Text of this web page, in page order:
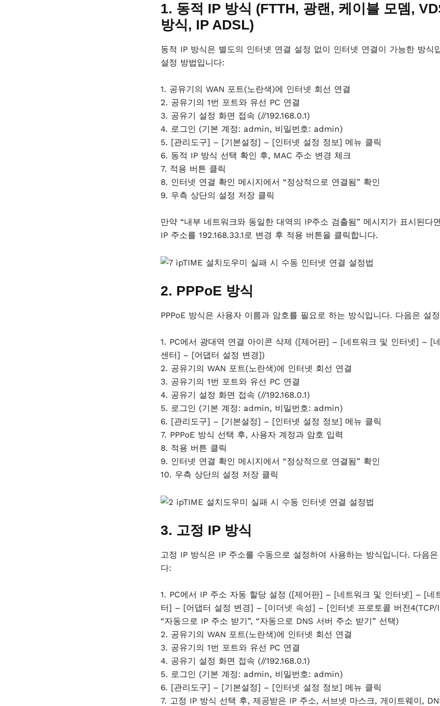
1. 동적 IP 방식 (FTTH, 광랜, 케이블 모뎀,
방식, IP ADSL)
동적 IP 방식은 별도의 인터넷 연결 설정 없이 인터넷 연결이 가능한 방식
설정 방법입니다:
1. 공유기의 WAN 포트(노란색)에 인터넷 회선 연결
2. 공유기의 1번 포트와 유선 PC 연결
3. 공유기 설정 화면 접속 (//192.168.0.1)
4. 로그인 (기본 계정: admin, 비밀번호: admin)
5. [관리도구] – [기본설정] – [인터넷 설정 정보] 메뉴 클릭
6. 동적 IP 방식 선택 확인 후, MAC 주소 변경 체크
7. 적용 버튼 클릭
8. 인터넷 연결 확인 메시지에서 “정상적으로 연결됨” 확인
9. 우측 상단의 설정 저장 클릭
만약 “내부 네트워크와 동일한 대역의 IP주소 검출됨” 메시지가 표시된다
IP 주소를 192.168.33.1로 변경 후 적용 버튼을 클릭합니다.
2. PPPoE 방식
PPPoE 방식은 사용자 이름과 암호를 필요로 하는 방식입니다. 다음은 설
1. PC에서 광대역 연결 아이콘 삭제 ([제어판] – [네트워크 및 인터넷] – [
센터] – [어댑터 설정 변경])
2. 공유기의 WAN 포트(노란색)에 인터넷 회선 연결
3. 공유기의 1번 포트와 유선 PC 연결
4. 공유기 설정 화면 접속 (//192.168.0.1)
5. 로그인 (기본 계정: admin, 비밀번호: admin)
6. [관리도구] – [기본설정] – [인터넷 설정 정보] 메뉴 클릭
7. PPPoE 방식 선택 후, 사용자 계정과 암호 입력
8. 적용 버튼 클릭
9. 인터넷 연결 확인 메시지에서 “정상적으로 연결됨” 확인
10. 우측 상단의 설정 저장 클릭
3. 고정 IP 방식
고정 IP 방식은 IP 주소를 수동으로 설정하여 사용하는 방식입니다. 다음
다:
1. PC에서 IP 주소 자동 할당 설정 ([제어판] – [네트워크 및 인터넷] – [네
터] – [어댑터 설정 변경] – [이더넷 속성] – [인터넷 프로토콜 버전4(TCP/
“자동으로 IP 주소 받기”, “자동으로 DNS 서버 주소 받기” 선택)
2. 공유기의 WAN 포트(노란색)에 인터넷 회선 연결
3. 공유기의 1번 포트와 유선 PC 연결
4. 공유기 설정 화면 접속 (//192.168.0.1)
5. 로그인 (기본 계정: admin, 비밀번호: admin)
6. [관리도구] – [기본설정] – [인터넷 설정 정보] 메뉴 클릭
7. 고정 IP 방식 선택 후, 제공받은 IP 주소, 서브넷 마스크, 게이트웨이,